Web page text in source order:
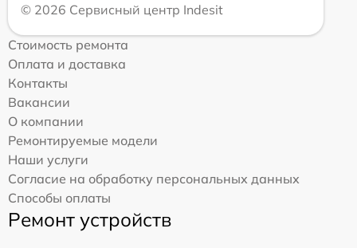
© 2026 Сервисный центр Indesit
Стоимость ремонта
Оплата и доставка
Контакты
Вакансии
О компании
Ремонтируемые модели
Наши услуги
Согласие на обработку персональных данных
Способы оплаты
Ремонт устройств